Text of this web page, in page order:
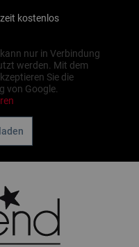
kostenlos
nur in Verbindung
werden. Mit dem
Sie die
von Google.